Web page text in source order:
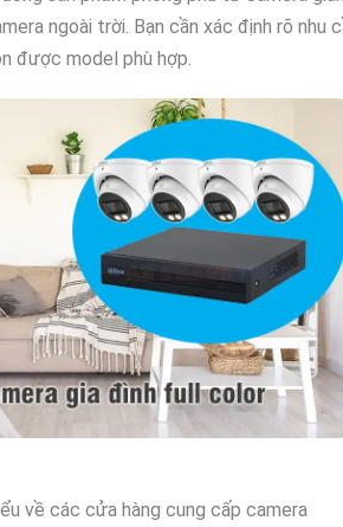
ngoài trời. Bạn cần xác định rõ nhu
được model phù hợp.
về các cửa hàng cung cấp camera